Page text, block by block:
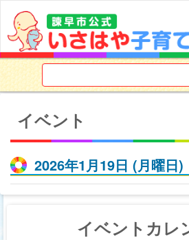
イベント
2026年1月19日 (月曜日)
イベントカレ